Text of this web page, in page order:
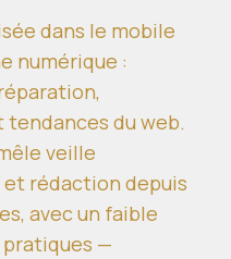
dans le mobile
numérique :
du web.
veille
rédaction depuis
avec un faible
pratiques —